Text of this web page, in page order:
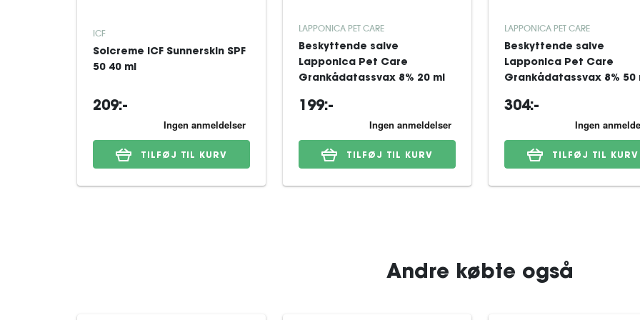
ICF
Solcreme ICF Sunnerskin SPF
50 40 ml
209:-
TILFØJ TIL KURV
LAPPONICA PET CARE
Beskyttende salve
Lapponica Pet Care
Grankådatassvax 8% 20 ml
199:-
TILFØJ TIL KURV
LAPPONICA PET CARE
Beskyttende salve
Lapponica Pet Care
Grankådatassvax 8% 50
304:-
TILFØJ TIL KURV
Andre købte også